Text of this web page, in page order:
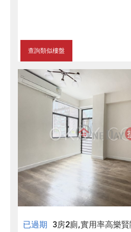
查詢類似樓盤
已過期 3房2廁,實用率高樂